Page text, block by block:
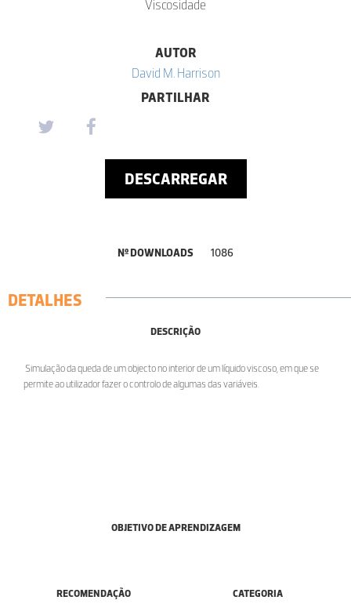
Viscosidade
AUTOR
David M. Harrison
PARTILHAR
DESCARREGAR
Nº DOWNLOADS 1086
DETALHES
DESCRIÇÃO
Simulação da queda de um objecto no interior de um líquido viscoso, em que se
permite ao utilizador fazer o controlo de algumas das variáveis.
OBJETIVO DE APRENDIZAGEM
RECOMENDAÇÃO CATEGORIA